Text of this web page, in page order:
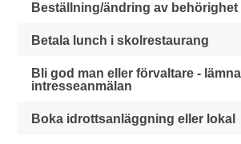
Beställning/ändring av behörighet
Betala lunch i skolrestaurang
Bli god man eller förvaltare -
intresseanmälan
Boka idrottsanläggning eller lokal